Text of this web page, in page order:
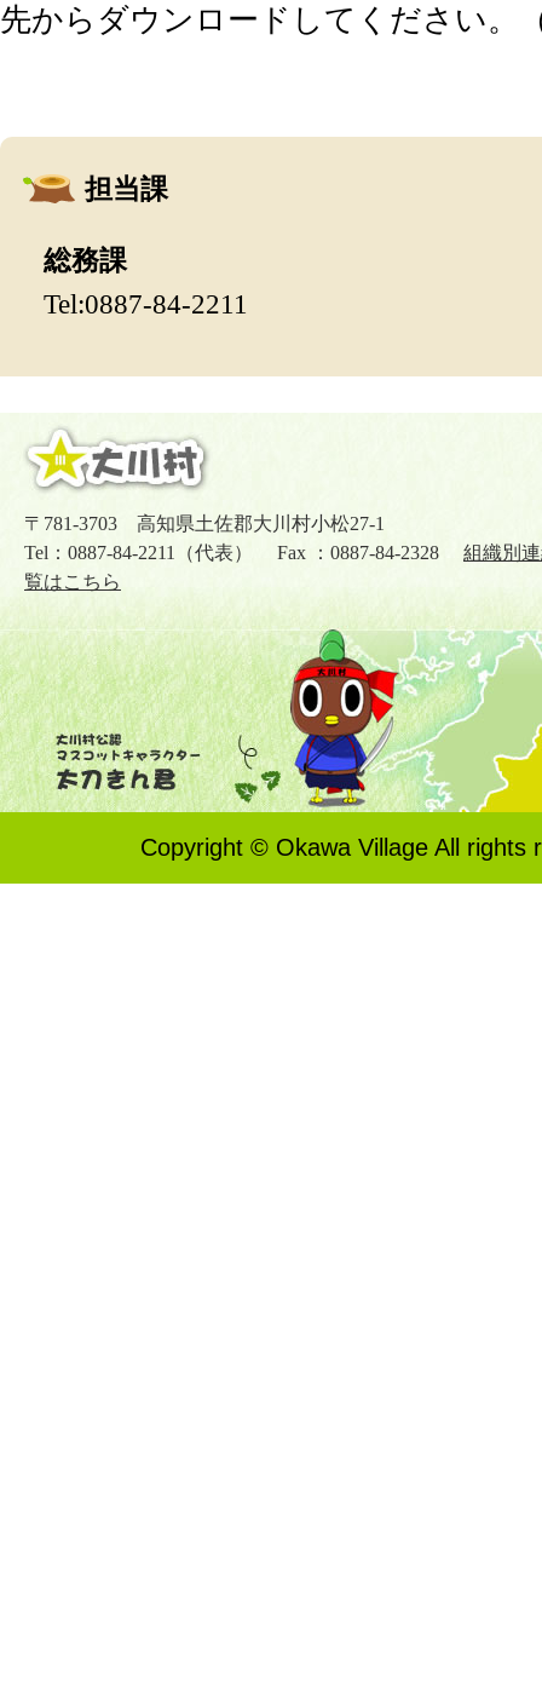
先からダウンロードしてください。
担当課
総務課
Tel:0887-84-2211
〒781-3703 高知県土佐郡大川村小松27-1
Tel：0887-84-2211（代表） Fax ：0887-84-2328 組織別
覧はこちら
Copyright © Okawa Village All rights